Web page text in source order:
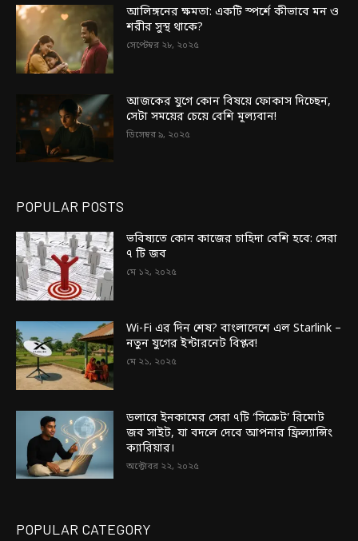
আলিঙ্গনের ক্ষমতা: একটি স্পর্শে কীভাবে মন ও
শরীর সুস্থ থাকে?
সেপ্টেম্বর ২৮, ২০২৫
আজকের যুগে কোন বিষয়ে ফোকাস দিচ্ছেন,
সেটা সময়ের চেয়ে বেশি মূল্যবান!
ডিসেম্বর ৯, ২০২৫
POPULAR POSTS
ভবিষ্যতে কোন কাজের চাহিদা বেশি হবে: সেরা
৭ টি জব
মে ১২, ২০২৫
Wi-Fi এর দিন শেষ? বাংলাদেশে এল Starlink –
নতুন যুগের ইন্টারনেট বিপ্লব!
মে ২১, ২০২৫
ডলারে ইনকামের সেরা ৭টি ‘সিক্রেট’ রিমোট
জব সাইট, যা বদলে দেবে আপনার ফ্রিল্যান্সিং
ক্যারিয়ার।
অক্টোবর ২২, ২০২৫
POPULAR CATEGORY